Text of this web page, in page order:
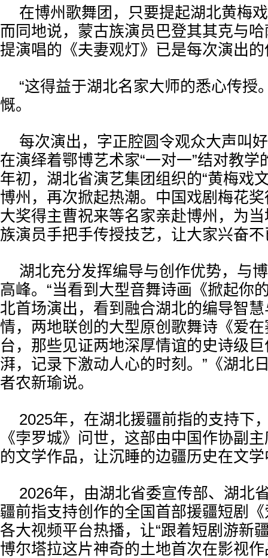
在博州歌舞团，只要提起湖北黄梅
而同地说，蒙古族演员巴登其其克与
提演唱的《夫妻观灯》已是每次演出
“这得益于湖北名家大师的悉心传授
慨。
每次演出，字正腔圆令观众大声叫
在演绎着鄂博艺术家“一对一”结对教学
年初，湖北省演艺集团组织的“黄梅戏
博州，再次掀起热潮。中国戏剧梅花
大奖得主曹祝来等名家亲赴博州，为
族演员手把手传授技艺，让大家兴奋
湖北充分发挥编导与创作优势，与
高峰。“当看到大型音舞诗画《掀起你
北首场演出，看到融合湖北的编导智
情，两地联创的大型原创歌舞诗《爱
台，那些见证两地深厚情谊的史诗级
湃，记录下激动人心的时刻。”《湖北
者农新瑜说。
2025年，在湖北援疆前指的支持下
《孛罗城》问世，这部由中国作协副
的文学作品，让沉睡的边疆历史在文学
2026年，由湖北省委宣传部、湖北
疆前指支持创作的全国首部援疆短剧
各大视频平台热播，让“跟着短剧游新
博尔塔拉这片神奇的土地首次在影视